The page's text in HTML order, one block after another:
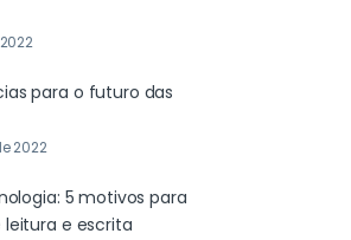
para o futuro das
2022
5 motivos para
e escrita